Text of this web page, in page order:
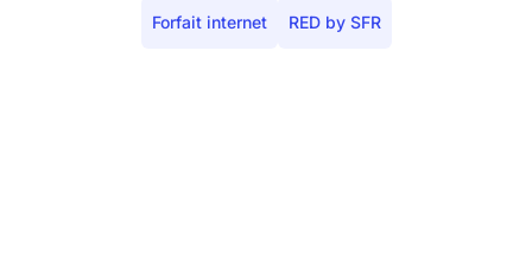
Forfait internet RED by SFR